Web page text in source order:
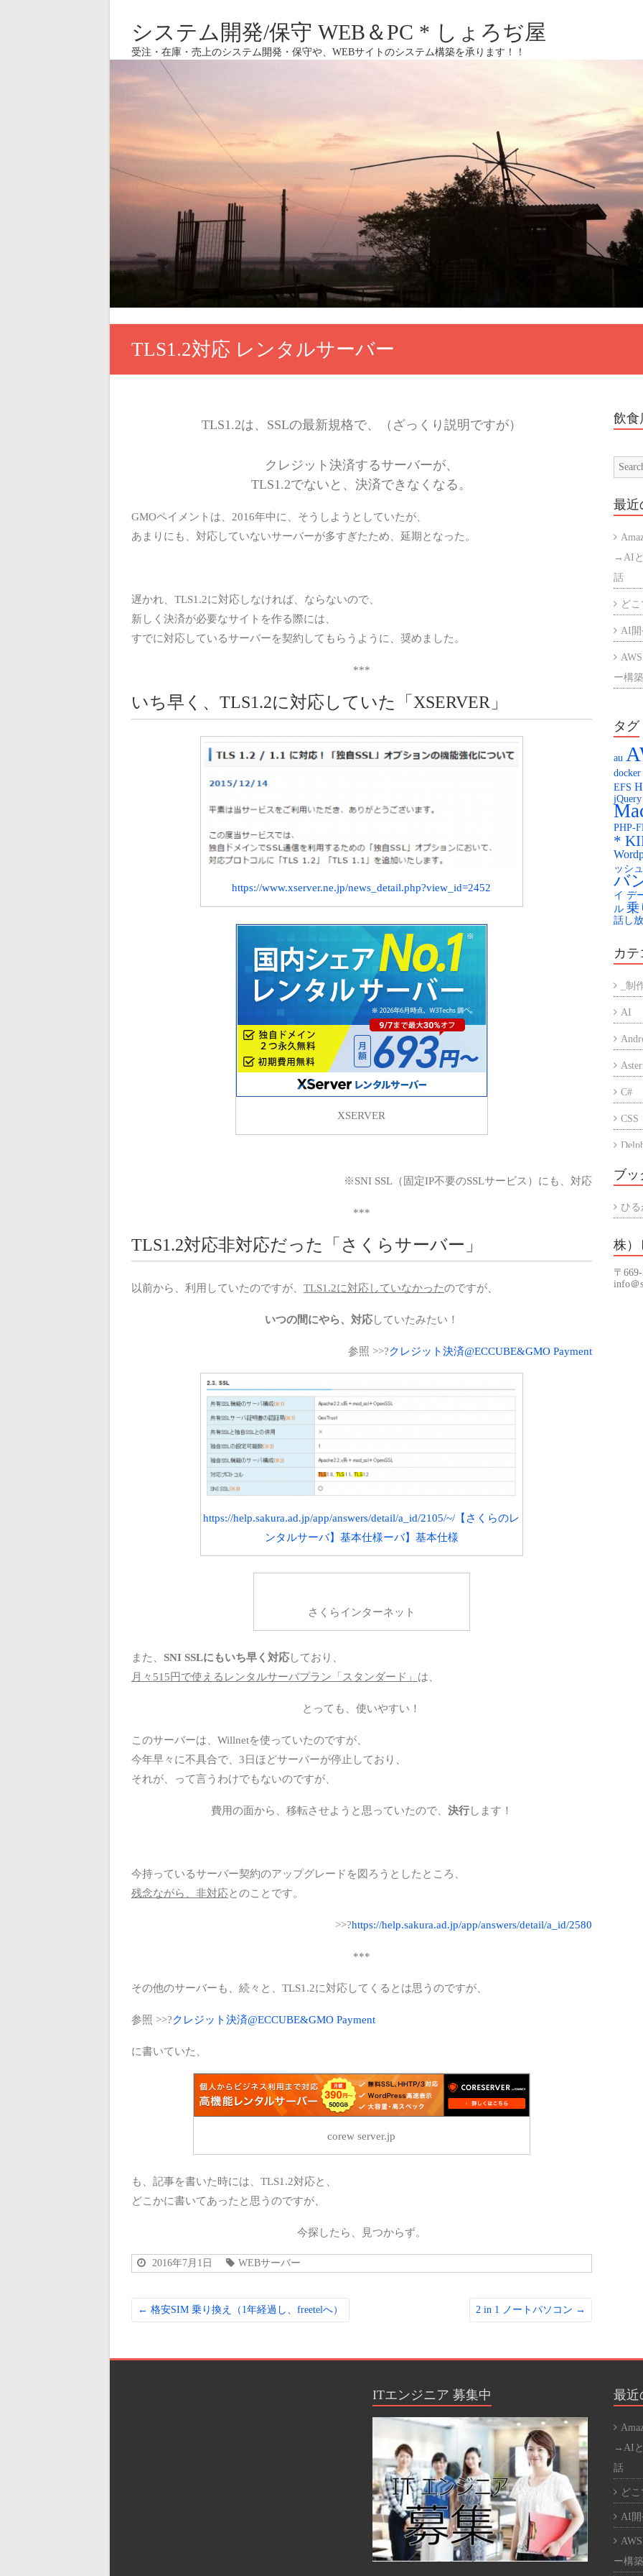
システム開発/保守 WEB＆PC * しょろぢ屋
受注・在庫・売上のシステム開発・保守や、WEBサイトのシステム構築を承ります！！
TLS1.2対応 レンタルサーバー
TLS1.2は、SSLの最新規格で、（ざっくり説明ですが）
クレジット決済するサーバーが、
TLS1.2でないと、決済できなくなる。
GMOペイメントは、2016年中に、そうしようとしていたが、
あまりにも、対応していないサーバーが多すぎたため、延期となった。
遅かれ、TLS1.2に対応しなければ、ならないので、
新しく決済が必要なサイトを作る際には、
すでに対応しているサーバーを契約してもらうように、奨めました。
***
いち早く、TLS1.2に対応していた「XSERVER」
https://www.xserver.ne.jp/news_detail.php?view_id=2452
XSERVER
※SNI SSL（固定IP不要のSSLサービス）にも、対応
***
TLS1.2対応非対応だった「さくらサーバー」
以前から、利用していたのですが、 TLS1.2に対応していなかったのですが、
いつの間にやら、対応していたみたい！
参照 >>?クレジット決済@ECCUBE&GMO Payment
https://help.sakura.ad.jp/app/answers/detail/a_id/2105/~/【さくらのレ
ンタルサーバ】基本仕様ーバ】基本仕様
さくらインターネット
また、 SNI SSLにもいち早く対応しており、
月々515円で使えるレンタルサーバプラン「スタンダード」 は、
とっても、使いやすい！
このサーバーは、Willnetを使っていたのですが、
今年早々に不具合で、3日ほどサーバーが停止しており、
それが、って言うわけでもないのですが、
費用の面から、移転させようと思っていたので、 決行します！
今持っているサーバー契約のアップグレードを図ろうとしたところ、
残念ながら、非対応とのことです。
>>?https://help.sakura.ad.jp/app/answers/detail/a_id/2580
***
その他のサーバーも、続々と、TLS1.2に対応してくるとは思うのですが、
参照 >>?クレジット決済@ECCUBE&GMO Payment
に書いていた、
corew server.jp
も、記事を書いた時には、TLS1.2対応と、
どこかに書いてあったと思うのですが、
今探したら、見つからず。
2016年7月1日 WEBサーバー
← 格安SIM 乗り換え（1年経過し、freetelへ） 2 in 1 ノートパソコン →
飲食
最近
→AIと
話
ど
AI開
ー構
ントす
楽
配膳
タグ
au
docker
EFS
jQuery
PHP-
*
ッシ
バ
イ デ
ル 乗
話し
カテ
_制
AI
C#
CSS
PHP
ブッ
ひ
株）
〒
info＠
ITエンジニア 募集中 最近
→AIと
話
ど
AI開
ー構